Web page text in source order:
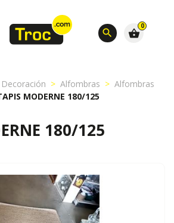
search
0
shopping_basket
Decoración Alfombras
Alfombras
MODERNE 180/125
180/125